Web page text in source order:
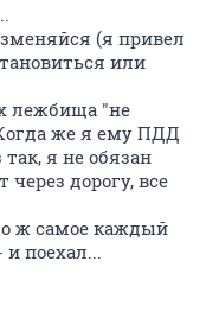
(я привел
или
лежбища "не
же я ему ПДД
я не обязан
дорогу, все
ж самое каждый
поехал...